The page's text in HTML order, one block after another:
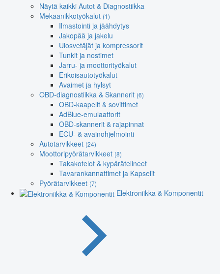
Näytä kaikki Autot & Diagnostiikka
Mekaanikkotyökalut (1)
Ilmastointi ja jäähdytys
Jakopää ja jakelu
Ulosvetäjät ja kompressorit
Tunkit ja nostimet
Jarru- ja moottorityökalut
Erikoisautotyökalut
Avaimet ja hylsyt
OBD-diagnostiikka & Skannerit (6)
OBD-kaapelit & sovittimet
AdBlue-emulaattorit
OBD-skannerit & rajapinnat
ECU- & avainohjelmointi
Autotarvikkeet (24)
Moottoripyörätarvikkeet (8)
Takakotelot & kypärätelineet
Tavarankannattimet ja Kapselit
Pyörätarvikkeet (7)
Elektroniikka & Komponentit